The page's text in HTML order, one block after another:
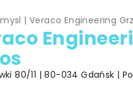
|Veraco Engineering
80/11 | 80-034 Gdańsk |